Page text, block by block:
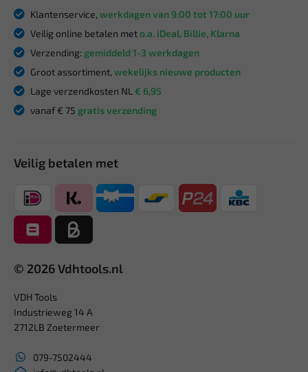
Klantenservice, werkdagen van 9:00 tot 17:00 uur
Veilig online betalen meto.a. iDeal, Billie, Klarna
Verzending: gemiddeld 1-3 werkdagen
Groot assortiment, wekelijks nieuwe producten
Lage verzendkosten NL € 6,95
vanaf € 75 gratis verzending
Veilig betalen met
© 2026 Vdhtools.nl
VDH Tools
Industrieweg 14 A
2712LB Zoetermeer
079-7502444